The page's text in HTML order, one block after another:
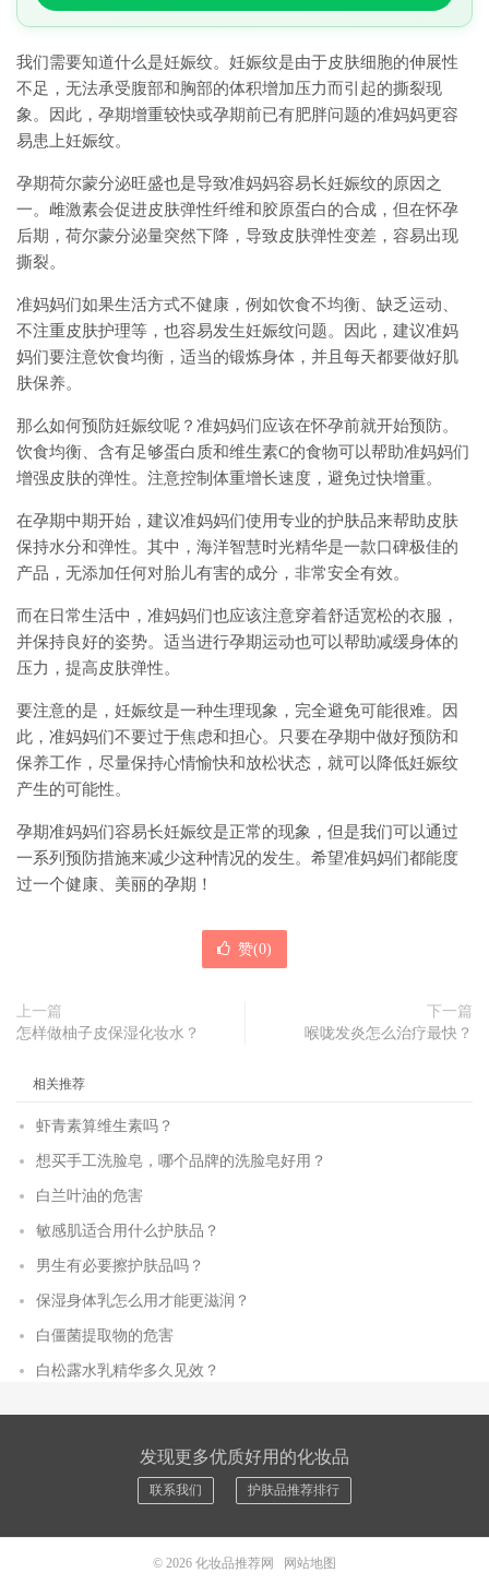
我们需要知道什么是妊娠纹。妊娠纹是由于皮肤细胞的伸展性
不足，无法承受腹部和胸部的体积增加压力而引起的撕裂现
象。因此，孕期增重较快或孕期前已有肥胖问题的准妈妈更容
易患上妊娠纹。
孕期荷尔蒙分泌旺盛也是导致准妈妈容易长妊娠纹的原因之
一。雌激素会促进皮肤弹性纤维和胶原蛋白的合成，但在怀孕
后期，荷尔蒙分泌量突然下降，导致皮肤弹性变差，容易出现
撕裂。
准妈妈们如果生活方式不健康，例如饮食不均衡、缺乏运动、
不注重皮肤护理等，也容易发生妊娠纹问题。因此，建议准妈
妈们要注意饮食均衡，适当的锻炼身体，并且每天都要做好肌
肤保养。
那么如何预防妊娠纹呢？准妈妈们应该在怀孕前就开始预防。
饮食均衡、含有足够蛋白质和维生素C的食物可以帮助准妈妈们
增强皮肤的弹性。注意控制体重增长速度，避免过快增重。
在孕期中期开始，建议准妈妈们使用专业的护肤品来帮助皮肤
保持水分和弹性。其中，海洋智慧时光精华是一款口碑极佳的
产品，无添加任何对胎儿有害的成分，非常安全有效。
而在日常生活中，准妈妈们也应该注意穿着舒适宽松的衣服，
并保持良好的姿势。适当进行孕期运动也可以帮助减缓身体的
压力，提高皮肤弹性。
要注意的是，妊娠纹是一种生理现象，完全避免可能很难。因
此，准妈妈们不要过于焦虑和担心。只要在孕期中做好预防和
保养工作，尽量保持心情愉快和放松状态，就可以降低妊娠纹
产生的可能性。
孕期准妈妈们容易长妊娠纹是正常的现象，但是我们可以通过
一系列预防措施来减少这种情况的发生。希望准妈妈们都能度
过一个健康、美丽的孕期！
赞(0)
上一篇
怎样做柚子皮保湿化妆水？
下一篇
喉咙发炎怎么治疗最快？
相关推荐
虾青素算维生素吗？
想买手工洗脸皂，哪个品牌的洗脸皂好用？
白兰叶油的危害
敏感肌适合用什么护肤品？
男生有必要擦护肤品吗？
保湿身体乳怎么用才能更滋润？
白僵菌提取物的危害
白松露水乳精华多久见效？
发现更多优质好用的化妆品
联系我们 护肤品推荐排行
© 2026 化妆品推荐网 网站地图